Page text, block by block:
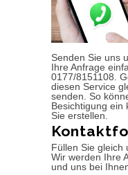
Senden Sie uns
Ihre Anfrage
0177/8151108.
diesen Service
senden. So
Besichtigung ein
Sie erstellen.
Füllen Sie gleich
Wir werden Ihre
und uns bei